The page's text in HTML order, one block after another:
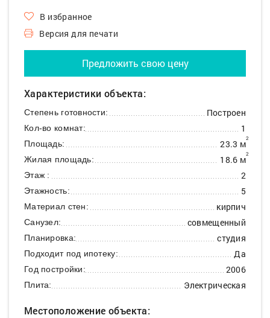
В избранное
Версия для печати
Предложить свою цену
Характеристики объекта:
Степень готовности: Построен
Кол-во комнат: 1
Площадь: 23.3 м2
Жилая площадь: 18.6 м2
Этаж : 2
Этажность: 5
Материал стен: кирпич
Санузел: совмещенный
Планировка: студия
Подходит под ипотеку: Да
Год постройки: 2006
Плита: Электрическая
Местоположение объекта: